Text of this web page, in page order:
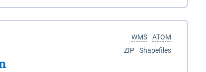
im Osten und Hohnstorf (Elbe) im Westen
umfasst Teile der Landkreise
ATOM
WMS
Shapefiles
ZIP